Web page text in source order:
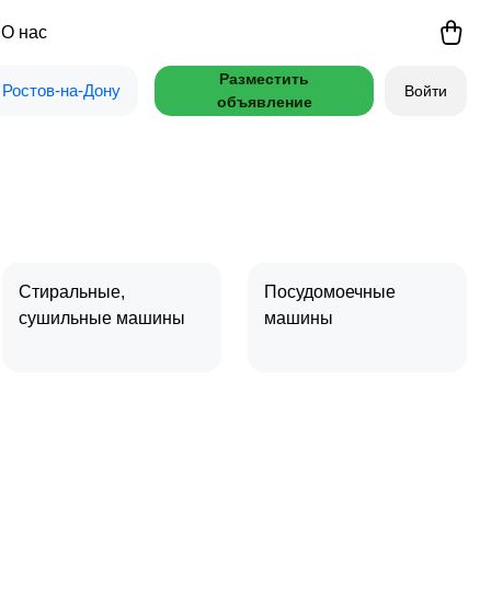
О нас
Ростов-на-Дону
Разместить
объявление
Войти
Стиральные,
сушильные машины
Посудомоечные
машины